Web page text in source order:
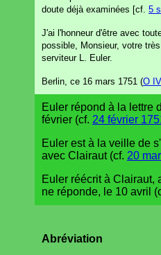
doute déjà examinées [cf. 5
J'ai l'honneur d'être avec
possible, Monsieur, votre
serviteur L. Euler.
Berlin, ce 16 mars 1751 (O
Euler répond à la lettre
février (cf. 24 février
Euler est à la veille de
avec Clairaut (cf. 20
Euler réécrit à Clairaut,
ne réponde, le 10 avril
Abréviation